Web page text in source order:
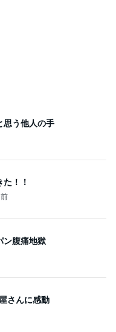
思う他人の手
！！
ン腹痛地獄
さんに感動